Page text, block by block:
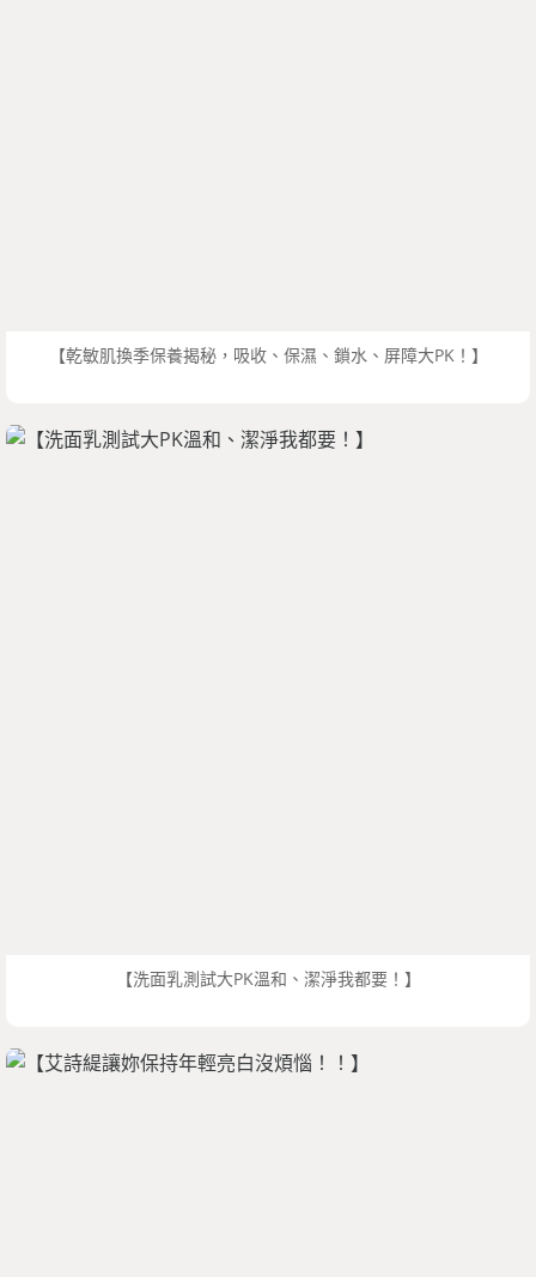
【乾敏肌換季保養揭秘，吸收、保濕、鎖水、屏障大PK！】
【洗面乳測試大PK溫和、潔淨我都要！】